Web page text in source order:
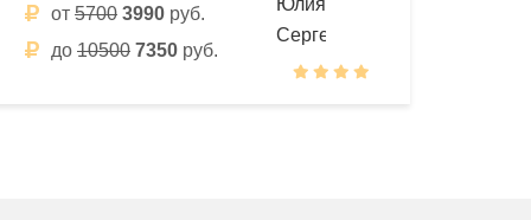
от 5700 3990 руб.
до 10500 7350 руб.